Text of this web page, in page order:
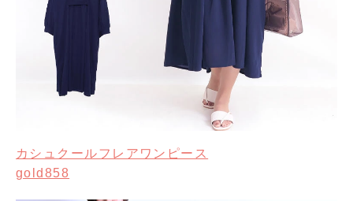
カシュクールフレアワンピース
gold858